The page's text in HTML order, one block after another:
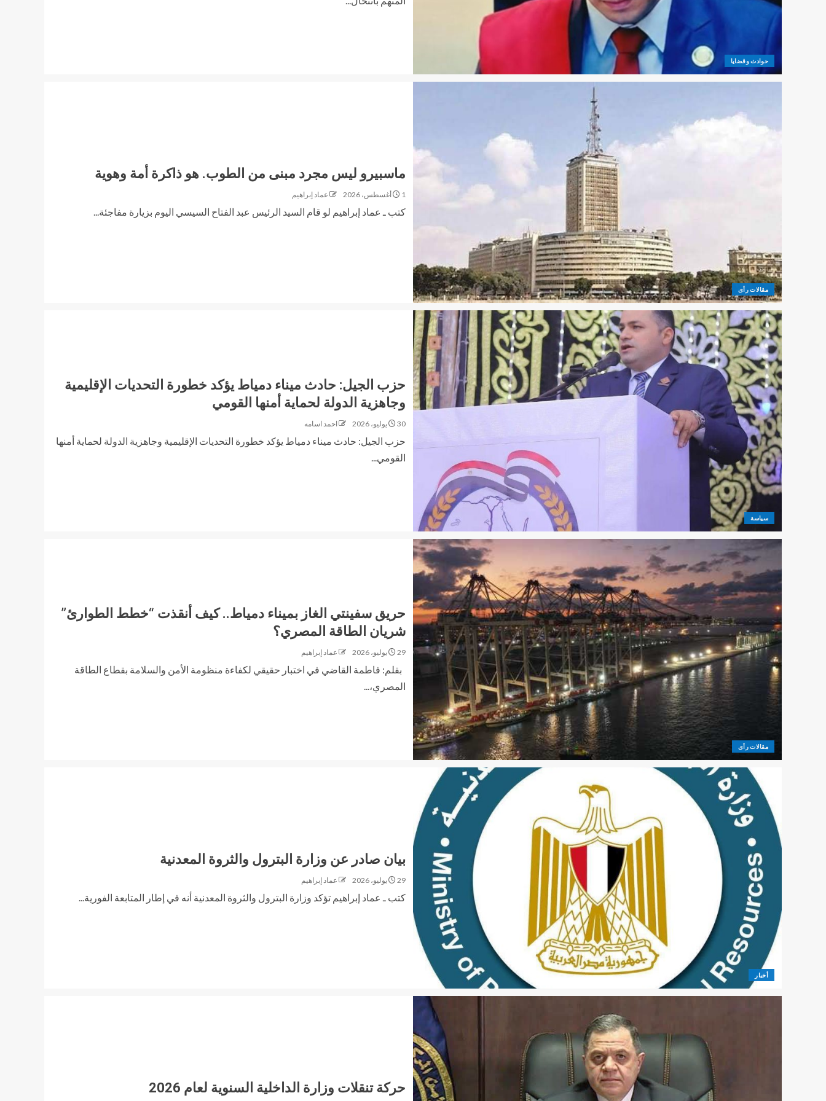
حوادث وقضايا
مقالات رأى
ماسبيرو ليس مجرد مبنى من الطوب. هو ذاكرة أمة وهوية
1 أغسطس، 2026 عماد إبراهيم
كتب ـ عماد إبراهيم لو قام السيد الرئيس عبد الفتاح السيسي اليوم بزيارة مفاجئة...
سياسة
حزب الجيل: حادث ميناء دمياط يؤكد خطورة التحديات الإقليمية
وجاهزية الدولة لحماية أمنها القومي
30 يوليو، 2026 احمد اسامه
حزب الجيل: حادث ميناء دمياط يؤكد خطورة التحديات الإقليمية وجاهزية الدولة لحماية أمنها
القومي...
مقالات رأى
حريق سفينتي الغاز بميناء دمياط.. كيف أنقذت “خطط الطوارئ”
شريان الطاقة المصري؟
29 يوليو، 2026 عماد إبراهيم
بقلم: فاطمة القاضي في اختبار حقيقي لكفاءة منظومة الأمن والسلامة بقطاع الطاقة
المصري،...
أخبار
بيان صادر عن وزارة البترول والثروة المعدنية
29 يوليو، 2026 عماد إبراهيم
كتب ـ عماد إبراهيم تؤكد وزارة البترول والثروة المعدنية أنه في إطار المتابعة الفورية...
حركة تنقلات وزارة الداخلية السنوية لعام 2026